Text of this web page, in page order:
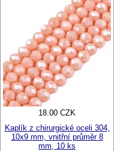
18.00 CZK
Kaplík z chirurgické oceli 304,
10x9 mm, vnitřní průměr 8
mm, 10 ks